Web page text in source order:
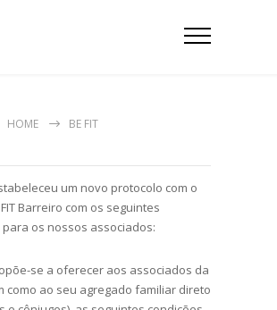
HOME BE FIT
um novo protocolo com o
Barreiro com os seguintes
os nossos associados:
se a oferecer aos associados da
como ao seu agregado familiar direto